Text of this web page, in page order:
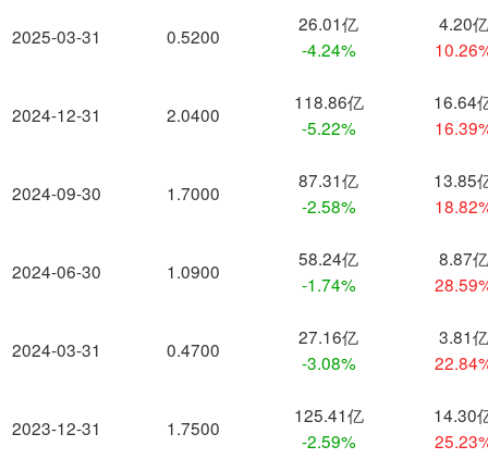
2025-03-31
2024-12-31
2024-09-30
2024-06-30
2024-03-31
2023-12-31
0.5200
26.01亿
-4.24%
4.20亿
2.0400
118.86亿
-5.22%
16.64
1.7000
87.31亿
-2.58%
13.85
1.0900
58.24亿
-1.74%
8.87亿
0.4700
27.16亿
-3.08%
3.81亿
1.7500
125.41亿
-2.59%
14.30